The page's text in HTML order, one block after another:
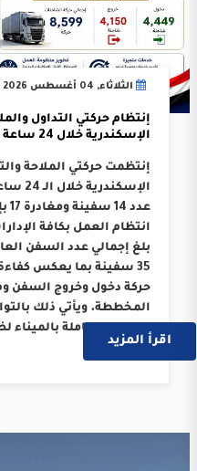
الثلاثاء, 04 أغسطس 2026
إنتظام حركتي التداول
الإسكندرية خلال 24 ساعة
إنتظمت حركتي الملاحة
انتظام العمل بكافة
بلغ إجمالي عدد السفن
35 سفينة بما يعكس
حركة دخول وخروج السفن
المخططة. ويأتي ذلك
الجهات العاملة
اقرأ المزيد